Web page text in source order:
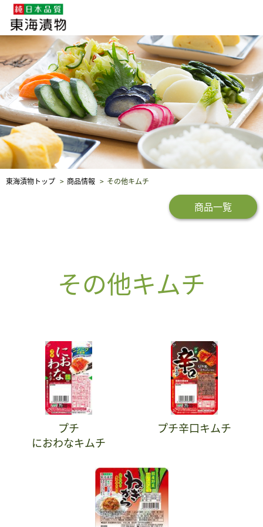
企業・採用情報 社会貢献 品質保証
東海漬物トップ 商品情報 その他キムチ
商品一覧
その他キムチ
プチ
におわなキムチ
プチ辛口キムチ